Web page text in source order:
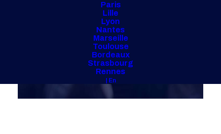
Paris
Lille
Lyon
Nantes
Marseille
Toulouse
Bordeaux
Strasbourg
Rennes
| En